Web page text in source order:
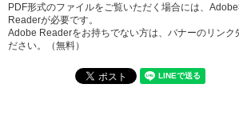
PDF形式のファイルをご覧いただく場合には、
Readerが必要です。
Adobe Readerをお持ちでない方は、バナーのリンク
ださい。（無料）